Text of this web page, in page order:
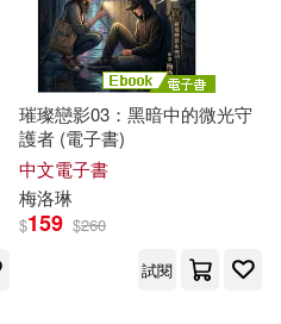
璀璨戀影03：黑暗中的微光守
護者 (電子書)
中文電子書
梅洛琳
$159 $260
試閱